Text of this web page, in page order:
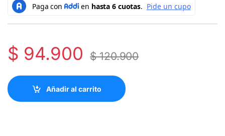
$ 94.900 $120.900
Añadir al carrito